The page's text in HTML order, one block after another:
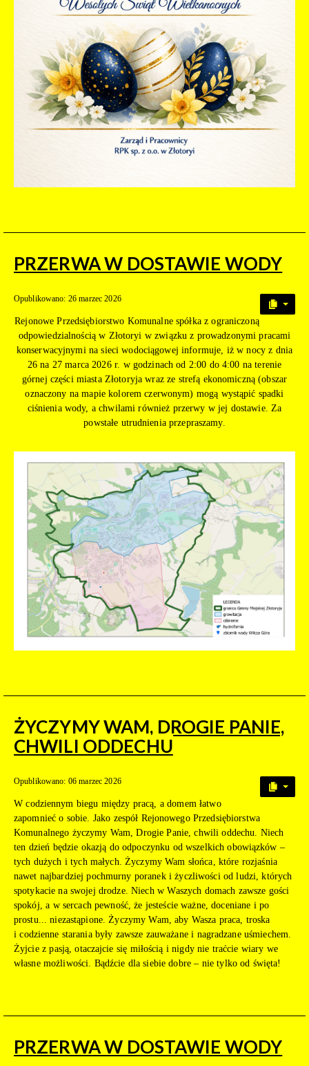
PRZERWA W DOSTAWIE WODY
Opublikowano: 26 marzec 2026
Rejonowe Przedsiębiorstwo Komunalne spółka z ograniczoną
odpowiedzialnością w Złotoryi w związku z prowadzonymi pracami
konserwacyjnymi na sieci wodociągowej informuje, iż w nocy z dnia
26 na 27 marca 2026 r. w godzinach od 2:00 do 4:00 na terenie
górnej części miasta Złotoryja wraz ze strefą ekonomiczną (obszar
oznaczony na mapie kolorem czerwonym) mogą wystąpić spadki
ciśnienia wody, a chwilami również przerwy w jej dostawie. Za
powstałe utrudnienia przepraszamy.
ŻYCZYMY WAM, DROGIE PANIE,
CHWILI ODDECHU
Opublikowano: 06 marzec 2026
W codziennym biegu między pracą, a domem łatwo
zapomnieć o sobie. Jako zespół Rejonowego Przedsiębiorstwa
Komunalnego życzymy Wam, Drogie Panie, chwili oddechu. Niech
ten dzień będzie okazją do odpoczynku od wszelkich obowiązków –
tych dużych i tych małych. Życzymy Wam słońca, które rozjaśnia
nawet najbardziej pochmurny poranek i życzliwości od ludzi, których
spotykacie na swojej drodze. Niech w Waszych domach zawsze gości
spokój, a w sercach pewność, że jesteście ważne, doceniane i po
prostu... niezastąpione. Życzymy Wam, aby Wasza praca, troska
i codzienne starania były zawsze zauważane i nagradzane uśmiechem.
Żyjcie z pasją, otaczajcie się miłością i nigdy nie traćcie wiary we
własne możliwości. Bądźcie dla siebie dobre – nie tylko od święta!
PRZERWA W DOSTAWIE WODY